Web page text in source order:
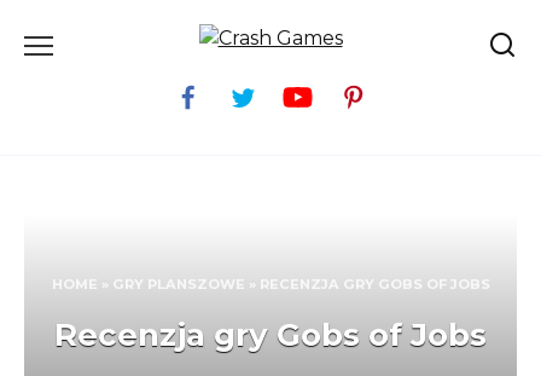
HOME » GRY PLANSZOWE » RECENZJA GRY GOBS OF JOBS
Recenzja gry Gobs of Jobs